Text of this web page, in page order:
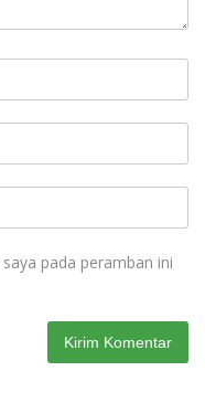
pada peramban ini